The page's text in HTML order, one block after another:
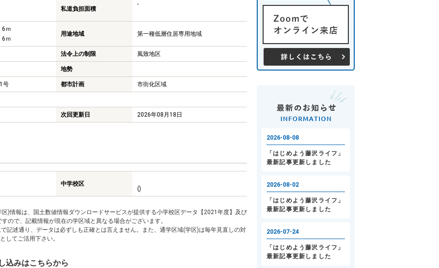
私道負担面積
-
6ｍ
6ｍ
用途地域 第一種低層住居専用地域
法令上の制限 風致地区
地勢
号 都市計画 市街化区域
次回更新日 2026年08月18日
中学校区
()
)情報は、国土数値情報ダウンロードサービスが提供する小学校区データ【2021年度】及び
ので、記載情報が現在の学区域と異なる場合がございます。
記述通り、データは必ずしも正確とは言えません。また、通学区域(学区)は毎年見直しの対
してご活用下さい。
込みはこちらから